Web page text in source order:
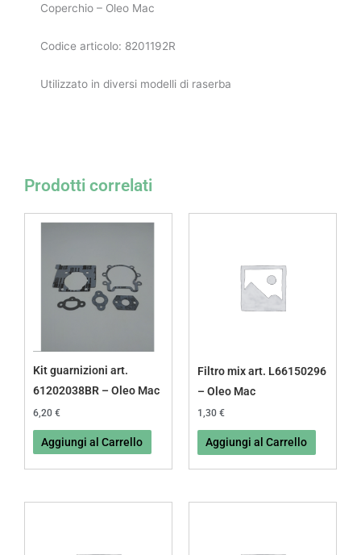
Coperchio – Oleo Mac
Codice articolo: 8201192R
Utilizzato in diversi modelli di raserba
Prodotti correlati
Kit guarnizioni art.
61202038BR – Oleo Mac
6,20 €
Aggiungi al Carrello
Filtro mix art. L66150296
– Oleo Mac
1,30 €
Aggiungi al Carrello